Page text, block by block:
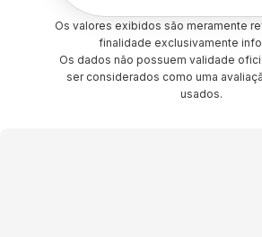
Os valores exibidos são meramente
finalidade exclusivamente
Os dados não possuem validade
ser considerados como uma
usados.